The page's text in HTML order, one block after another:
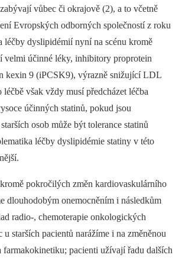
vůbec či okrajově (2), a to včetně
Evropských odborných společností z roku
léčby dyslipidémií nyní na scénu kromě
velmi účinné léky, inhibitory proprotein
kexin 9 (iPCSK9), výrazně snižující LDL
však vždy musí předcházet léčba
účinných statinů, pokud jsou
osob může být tolerance statinů
léčby dyslipidémie statiny v této
pokročilých změn kardiovaskulárního
dlouhodobým onemocněním i následkům
radio-, chemoterapie onkologických
starších pacientů narážíme i na změněnou
farmakokinetiku; pacienti užívají řadu dalších